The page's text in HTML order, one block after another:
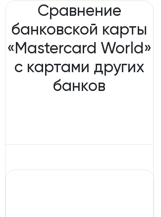
Сравнение
банковской карты
«Mastercard World»
с картами других
банков